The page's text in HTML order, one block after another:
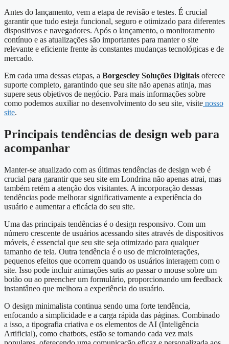
Antes do lançamento, vem a etapa de revisão e testes. É crucial
garantir que tudo esteja funcional, seguro e otimizado para diferentes
dispositivos e navegadores. Após o lançamento, o monitoramento
contínuo e as atualizações são importantes para manter o site
relevante e eficiente frente às constantes mudanças tecnológicas e de
mercado.
Em cada uma dessas etapas, a Borgescley Soluções Digitais oferece
suporte completo, garantindo que seu site não apenas atinja, mas
supere seus objetivos de negócio. Para mais informações sobre
como podemos auxiliar no desenvolvimento do seu site, visite nosso
site.
Principais tendências de design web para
acompanhar
Manter-se atualizado com as últimas tendências de design web é
crucial para garantir que seu site em Londrina não apenas atrai, mas
também retém a atenção dos visitantes. A incorporação dessas
tendências pode melhorar significativamente a experiência do
usuário e aumentar a eficácia do seu site.
Uma das principais tendências é o design responsivo. Com um
número crescente de usuários acessando sites através de dispositivos
móveis, é essencial que seu site seja otimizado para qualquer
tamanho de tela. Outra tendência é o uso de microinterações,
pequenos efeitos que ocorrem quando os usuários interagem com o
site. Isso pode incluir animações sutis ao passar o mouse sobre um
botão ou ao preencher um formulário, proporcionando um feedback
instantâneo que melhora a experiência do usuário.
O design minimalista continua sendo uma forte tendência,
enfocando a simplicidade e a carga rápida das páginas. Combinado
a isso, a tipografia criativa e os elementos de AI (Inteligência
Artificial), como chatbots, estão se tornando cada vez mais